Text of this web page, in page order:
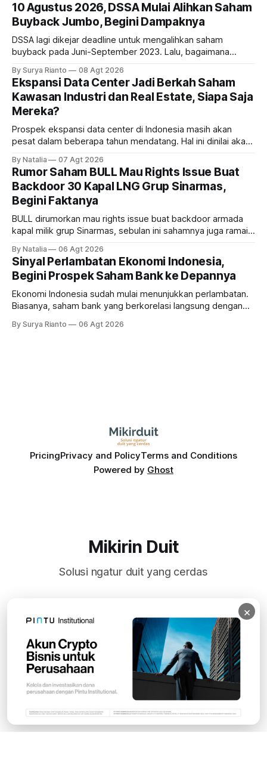
10 Agustus 2026, DSSA Mulai Alihkan Saham
Buyback Jumbo, Begini Dampaknya
DSSA lagi dikejar deadline untuk mengalihkan saham
buyback pada Juni-September 2023. Lalu, bagaimana
By Surya Rianto 08 Agt 2026
Ekspansi Data Center Jadi Berkah Saham
Kawasan Industri dan Real Estate, Siapa Saja
Mereka?
Prospek ekspansi data center di Indonesia masih akan
pesat dalam beberapa tahun mendatang. Hal ini dinilai akan
estate, ada siapa saja mereka?
By Natalia 07 Agt 2026
Rumor Saham BULL Mau Rights Issue Buat
Backdoor 30 Kapal LNG Grup Sinarmas,
Begini Faktanya
BULL dirumorkan mau rights issue buat backdoor armada
kapal milik grup Sinarmas, sebulan ini sahamnya juga ramai
masih menarik dilirik?
By Natalia 06 Agt 2026
Sinyal Perlambatan Ekonomi Indonesia,
Begini Prospek Saham Bank ke Depannya
Ekonomi Indonesia sudah mulai menunjukkan perlambatan.
Biasanya, saham bank yang berkorelasi langsung dengan
bank ke depannya?
By Surya Rianto 06 Agt 2026
PricingPrivacy and PolicyTerms and Conditions
Powered by Ghost
Mikirin Duit
Solusi ngatur duit yang cerdas
Subscribe
×